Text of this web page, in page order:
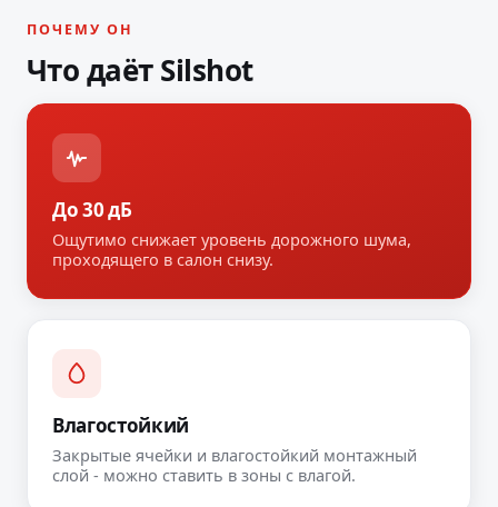
ПОЧЕМУ ОН
Что даёт Silshot
До 30 дБ
Ощутимо снижает уровень дорожного шума,
проходящего в салон снизу.
Влагостойкий
Закрытые ячейки и влагостойкий монтажный
слой - можно ставить в зоны с влагой.